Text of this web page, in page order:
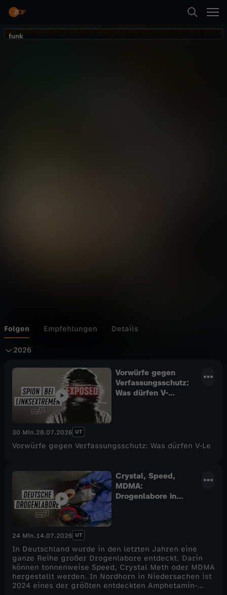
funk
Folgen Empfehlungen Details
2026
2
Vorwürfe gegen
Verfassungsschutz:
Was dürfen V-
30 Min.28.07.2026 UT
Vorwürfe gegen Verfassungsschutz: Was dürfen V-Le
Crystal, Speed,
MDMA:
Drogenlabore in
24 Min.14.07.2026 UT
In Deutschland wurde in den letzten Jahren eine
ganze Reihe großer Drogenlabore entdeckt. Darin
können tonnenweise Speed, Crystal Meth oder MDMA
hergestellt werden. In Nordhorn in Niedersachen ist
2024 eines der größten entdeckten Amphetamin-